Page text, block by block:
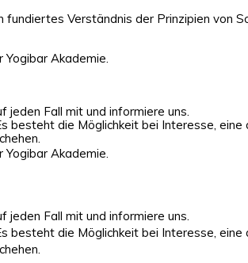
Verständnis der Prinzipien von
Akademie.
jeden Fall mit und informiere uns.
besteht die Möglichkeit bei Interesse,
Akademie.
jeden Fall mit und informiere uns.
besteht die Möglichkeit bei Interesse,